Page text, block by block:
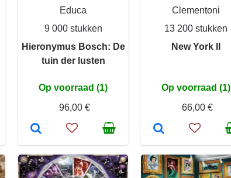
Educa
9 000 stukken
Hieronymus Bosch: De
tuin der lusten
Op voorraad (1)
96,00 €
Clementoni
13 200 stukken
New York II
Op voorraad (1)
66,00 €